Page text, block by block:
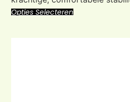
Opties Selecteren